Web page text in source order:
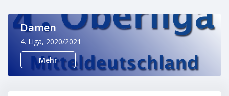
Damen
4. Liga, 2020/2021
Mehr